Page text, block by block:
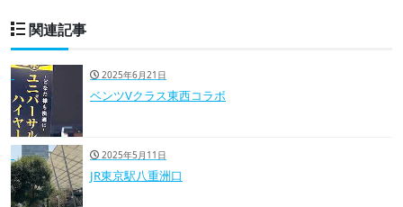
関連記事
2025年6月21日
ベンツVクラス東西コラボ
2025年5月11日
JR東京駅八重洲口